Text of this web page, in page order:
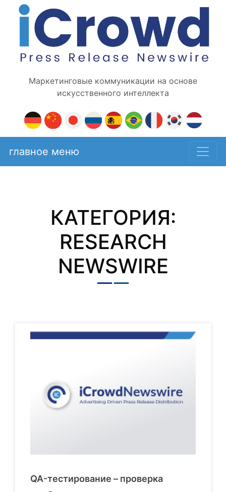
Маркетинговые коммуникации на основе
искусственного интеллекта
главное меню
КАТЕГОРИЯ:
RESEARCH
NEWSWIRE
QA-тестирование – проверка